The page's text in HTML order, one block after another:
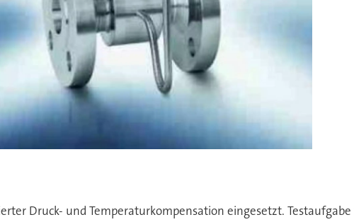
Druck- und Temperaturkompensation eingesetzt.